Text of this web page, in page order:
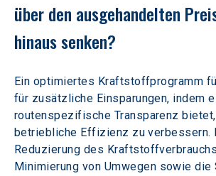
über den ausgehandelten
hinaus senken?
Ein optimiertes Kraftstoffprogramm
für zusätzliche Einsparungen, indem
routenspezifische Transparenz
betriebliche Effizienz zu verbessern.
Reduzierung des
Minimierung von Umwegen sowie die